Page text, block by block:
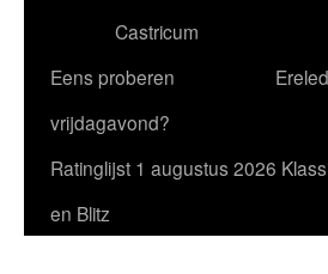
Castricum
Eens proberen
vrijdagavond?
Ratinglijst 1 augustus 2026
en Blitz